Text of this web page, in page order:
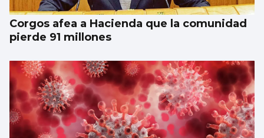
Corgos afea a Hacienda que la comunidad
pierde 91 millones